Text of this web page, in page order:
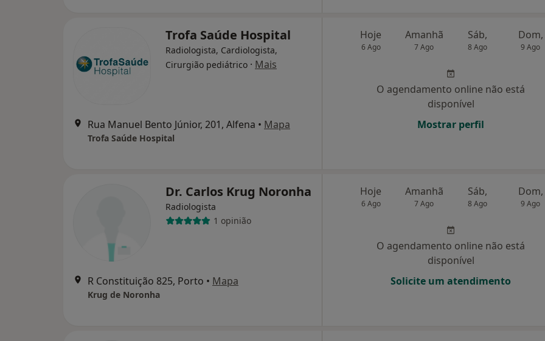
Trofa Saúde Hospital
Radiologista, Cardiologista,
Cirurgião pediátrico · Mais
Rua Manuel Bento Júnior, 201, Alfena • Mapa
Trofa Saúde Hospital
Hoje
6 Ago
Amanhã
7 Ago
Sáb,
8 Ago
Dom,
9 Ago
O agendamento online não está
disponível
Mostrar perfil
Dr. Carlos Krug Noronha
Radiologista
1 opinião
R Constituição 825, Porto • Mapa
Krug de Noronha
Hoje
6 Ago
Amanhã
7 Ago
Sáb,
8 Ago
Dom,
9 Ago
O agendamento online não está
disponível
Solicite um atendimento